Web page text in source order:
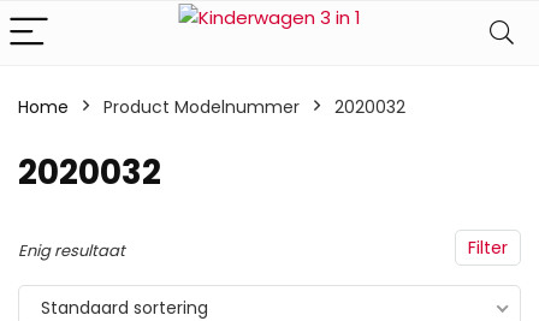
Home Product Modelnummer ‎2020032
‎2020032
Filter
Enig resultaat
Standaard sortering